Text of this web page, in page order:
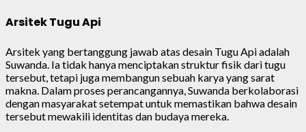
Arsitek Tugu Api
Arsitek yang bertanggung jawab atas desain Tugu Api adalah
Suwanda. Ia tidak hanya menciptakan struktur fisik dari tugu
tersebut, tetapi juga membangun sebuah karya yang sarat
makna. Dalam proses perancangannya, Suwanda berkolaborasi
dengan masyarakat setempat untuk memastikan bahwa desain
tersebut mewakili identitas dan budaya mereka.